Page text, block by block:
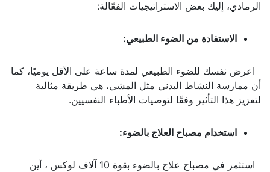
الرمادي، إليك بعض الاستراتيجيات الفعّالة:
الاستفادة من الضوء الطبيعي:
اعرض نفسك للضوء الطبيعي لمدة ساعة على الأقل يوميًا، كما
أن ممارسة النشاط البدني مثل المشي، هي طريقة مثالية
لتعزيز هذا التأثير وفقًا لتوصيات الأطباء النفسيين.
استخدام مصباح العلاج بالضوء:
استثمر في مصباح علاج بالضوء بقوة 10 آلاف لوكس ، أين